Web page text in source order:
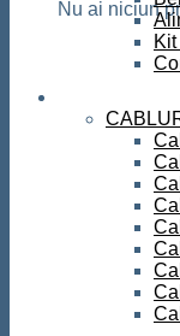
Nu ai niciun